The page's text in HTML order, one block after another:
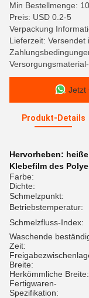
Min Bestellmenge:
Preis: USD 0.2-5
Verpackung
Lieferzeit: Versendet
Jetzt
Produkt-Details
Hervorheben:
Klebefilm des
Farbe:
Dichte:
Schmelzpunkt:
Betriebstemperatur:
Schmelzfluss-Index:
Waschende
Zeit:
Breite:
Herkömmliche Breite:
Fertigwaren-
Spezifikation: